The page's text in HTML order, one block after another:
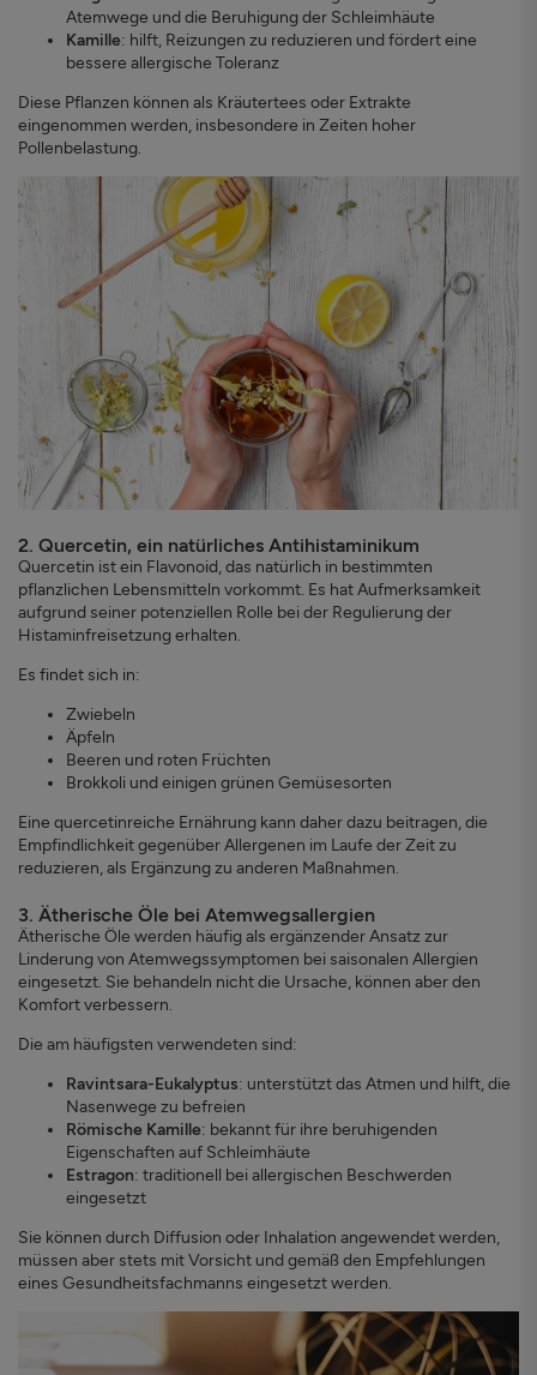
Atemwege und die Beruhigung der Schleimhäute
Kamille: hilft, Reizungen zu reduzieren und fördert eine
bessere allergische Toleranz
Diese Pflanzen können als Kräutertees oder Extrakte
eingenommen werden, insbesondere in Zeiten hoher
Pollenbelastung.
2. Quercetin, ein natürliches Antihistaminikum
Quercetin ist ein Flavonoid, das natürlich in bestimmten
pflanzlichen Lebensmitteln vorkommt. Es hat Aufmerksamkeit
aufgrund seiner potenziellen Rolle bei der Regulierung der
Histaminfreisetzung erhalten.
Es findet sich in:
Zwiebeln
Äpfeln
Beeren und roten Früchten
Brokkoli und einigen grünen Gemüsesorten
Eine quercetinreiche Ernährung kann daher dazu beitragen, die
Empfindlichkeit gegenüber Allergenen im Laufe der Zeit zu
reduzieren, als Ergänzung zu anderen Maßnahmen.
3. Ätherische Öle bei Atemwegsallergien
Ätherische Öle werden häufig als ergänzender Ansatz zur
Linderung von Atemwegssymptomen bei saisonalen Allergien
eingesetzt. Sie behandeln nicht die Ursache, können aber den
Komfort verbessern.
Die am häufigsten verwendeten sind:
Ravintsara-Eukalyptus: unterstützt das Atmen und hilft, die
Nasenwege zu befreien
Römische Kamille: bekannt für ihre beruhigenden
Eigenschaften auf Schleimhäute
Estragon: traditionell bei allergischen Beschwerden
eingesetzt
Sie können durch Diffusion oder Inhalation angewendet werden,
müssen aber stets mit Vorsicht und gemäß den Empfehlungen
eines Gesundheitsfachmanns eingesetzt werden.